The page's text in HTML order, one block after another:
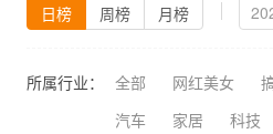
日榜 周榜 月榜
所属行业： 全部 网红美女
汽车
家居 科技